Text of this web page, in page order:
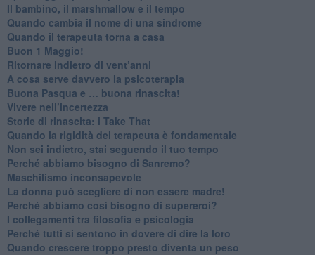
Il bambino, il marshmallow e il tempo
​Quando cambia il nome di una sindrome
​Quando il terapeuta torna a casa
​Buon 1 Maggio!
Ritornare indietro di vent’anni
​A cosa serve davvero la psicoterapia
​Buona Pasqua e … buona rinascita!
​Vivere nell’incertezza
​Storie di rinascita: i Take That
​Quando la rigidità del terapeuta è fondamentale
​Non sei indietro, stai seguendo il tuo tempo
​Perché abbiamo bisogno di Sanremo?
​Maschilismo inconsapevole
​La donna può scegliere di non essere madre!
​Perché abbiamo così bisogno di supereroi?
​I collegamenti tra filosofia e psicologia
​Perché tutti si sentono in dovere di dire la loro
​Quando crescere troppo presto diventa un peso